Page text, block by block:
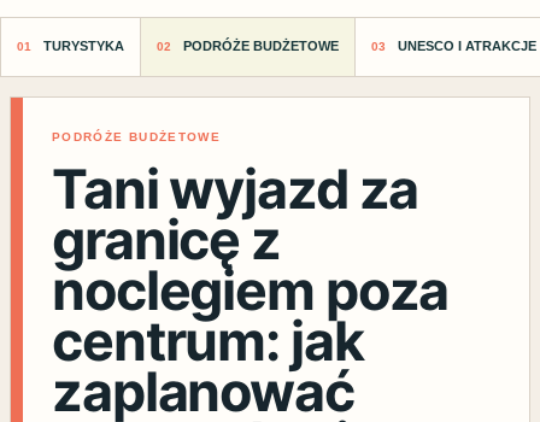
TURYSTYKA PODRÓŻE BUDŻETOWE UNESCO I
PODRÓŻE BUDŻETOWE
Tani wyjazd za
granicę z
noclegiem poza
centrum: jak
zaplanować